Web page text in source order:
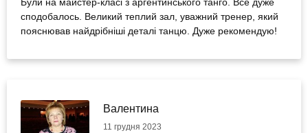
Були на майстер-класі з аргентинського танго. Все дуже
сподобалось. Великий теплий зал, уважний тренер, який
пояснював найдрібніші деталі танцю. Дуже рекомендую!
Валентина
11 грудня 2023